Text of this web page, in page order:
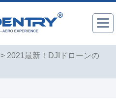
> 2021最新！DJIドローンの